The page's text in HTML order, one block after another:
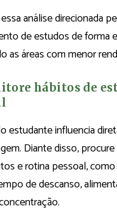
análise direcionada
de estudos de forma
as áreas com menor
hábitos de
estudante influencia
Diante disso,
e rotina pessoal,
de descanso,